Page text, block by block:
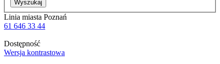
Wyszukaj
Linia miasta Poznań
61 646 33 44
Dostępność
Wersja kontrastowa